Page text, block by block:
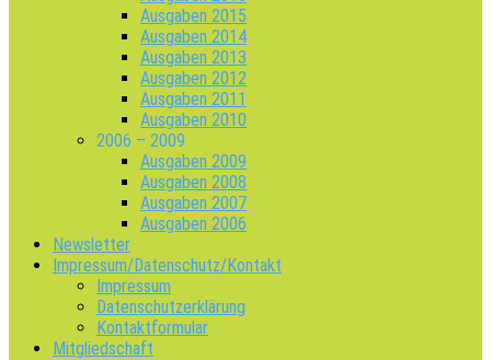
Ausgaben 2015
Ausgaben 2014
Ausgaben 2013
Ausgaben 2012
Ausgaben 2011
Ausgaben 2010
2006 – 2009
Ausgaben 2009
Ausgaben 2008
Ausgaben 2007
Ausgaben 2006
Newsletter
Impressum/Datenschutz/Kontakt
Impressum
Datenschutzerklärung
Kontaktformular
Mitgliedschaft